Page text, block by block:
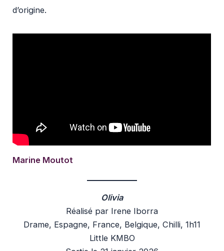
d’origine.
Marine Moutot
Olivia
Réalisé par Irene Iborra
Drame, Espagne, France, Belgique, Chilli, 1h11
Little KMBO